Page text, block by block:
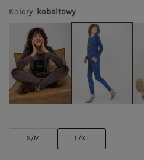
Kolory: kobaltowy
S/M L/XL